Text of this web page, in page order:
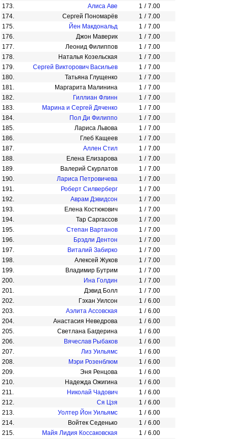
173.
Алиса Аве 1 / 7.00
174.
Сергей Пономарёв 1 / 7.00
175.
Йен Макдональд 1 / 7.00
176.
Джон Маверик 1 / 7.00
177.
Леонид Филиппов 1 / 7.00
178.
Наталья Козельская 1 / 7.00
179.
Сергей Викторович Васильев 1 / 7.00
180.
Татьяна Глущенко 1 / 7.00
181.
Маргарита Малинина 1 / 7.00
182.
Гиллиан Флинн 1 / 7.00
183.
Марина и Сергей Дяченко 1 / 7.00
184.
Пол Ди Филиппо 1 / 7.00
185.
Лариса Львова 1 / 7.00
186.
Глеб Кащеев 1 / 7.00
187.
Аллен Стил 1 / 7.00
188.
Елена Елизарова 1 / 7.00
189.
Валерий Скурлатов 1 / 7.00
190.
Лариса Петровичева 1 / 7.00
191.
Роберт Силверберг 1 / 7.00
192.
Аврам Дэвидсон 1 / 7.00
193.
Елена Костюкович 1 / 7.00
194.
Тар Саргассов 1 / 7.00
195.
Степан Вартанов 1 / 7.00
196.
Брэдли Дентон 1 / 7.00
197.
Виталий Забирко 1 / 7.00
198.
Алексей Жуков 1 / 7.00
199.
Владимир Бутрим 1 / 7.00
200.
Ина Голдин 1 / 7.00
201.
Дэвид Болл 1 / 7.00
202.
Гэхан Уилсон 1 / 6.00
203.
Аэлита Ассовская 1 / 6.00
204.
Анастасия Неведрова 1 / 6.00
205.
Светлана Багдерина 1 / 6.00
206.
Вячеслав Рыбаков 1 / 6.00
207.
Лиз Уильямс 1 / 6.00
208.
Мэри Розенблюм 1 / 6.00
209.
Эня Ренцова 1 / 6.00
210.
Надежда Ожигина 1 / 6.00
211.
Николай Чадович 1 / 6.00
212.
Ся Цзя 1 / 6.00
213.
Уолтер Йон Уильямс 1 / 6.00
214.
Войтек Седенько 1 / 6.00
215.
Майя Лидия Коссаковская 1 / 6.00